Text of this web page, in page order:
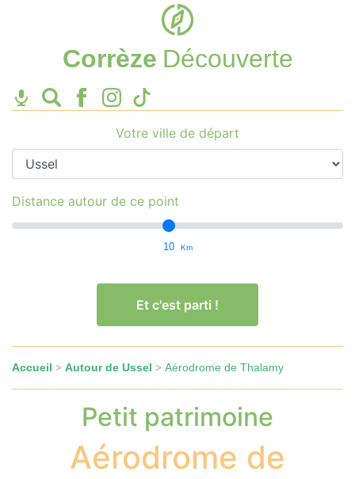
Corrèze Découverte
Votre ville de départ
Distance autour de ce point
10 Km
Et c'est parti !
Accueil > Autour de Ussel > Aérodrome de Thalamy
Petit patrimoine
Aérodrome de